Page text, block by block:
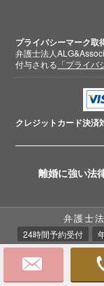
離婚に強い法
プライバシーマーク取
弁護士法人
付与される 「プライバ
クレジットカード決済
©
弁護士
24時間予約受付